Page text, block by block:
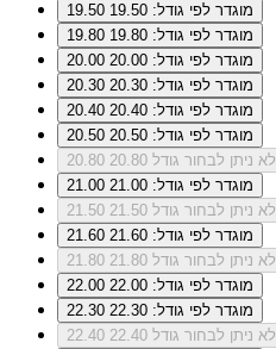
19.50
מוגדר לפי גודל: 19.50
19.80
מוגדר לפי גודל: 19.80
20.00
מוגדר לפי גודל: 20.00
20.30
מוגדר לפי גודל: 20.30
20.40
מוגדר לפי גודל: 20.40
20.50
מוגדר לפי גודל: 20.50
20.80
לא ניתן לבחור גודל 20.80
21.00
מוגדר לפי גודל: 21.00
21.50
לא ניתן לבחור גודל 21.50
21.60
מוגדר לפי גודל: 21.60
21.80
לא ניתן לבחור גודל 21.80
22.00
מוגדר לפי גודל: 22.00
22.30
מוגדר לפי גודל: 22.30
22.40
לא ניתן לבחור גודל 22.40